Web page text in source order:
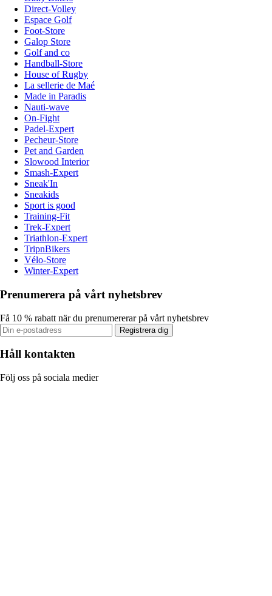
Direct-Volley
Espace Golf
Foot-Store
Galop Store
Golf and co
Handball-Store
House of Rugby
La sellerie de Maé
Made in Paradis
Nauti-wave
On-Fight
Padel-Expert
Pecheur-Store
Pet and Garden
Slowood Interior
Smash-Expert
Sneak'In
Sneakids
Sport is good
Training-Fit
Trek-Expert
Triathlon-Expert
TripnBikers
Vélo-Store
Winter-Expert
Prenumerera på vårt nyhetsbrev
Få 10 % rabatt när du prenumererar på vårt nyhetsbrev
Registrera dig
Håll kontakten
Följ oss på sociala medier